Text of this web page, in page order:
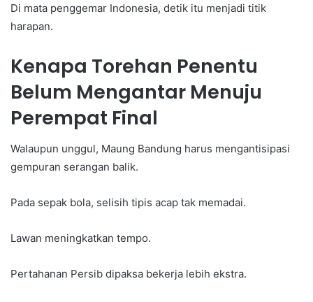
Di mata penggemar Indonesia, detik itu menjadi titik
harapan.
Kenapa Torehan Penentu
Belum Mengantar Menuju
Perempat Final
Walaupun unggul, Maung Bandung harus mengantisipasi
gempuran serangan balik.
Pada sepak bola, selisih tipis acap tak memadai.
Lawan meningkatkan tempo.
Pertahanan Persib dipaksa bekerja lebih ekstra.